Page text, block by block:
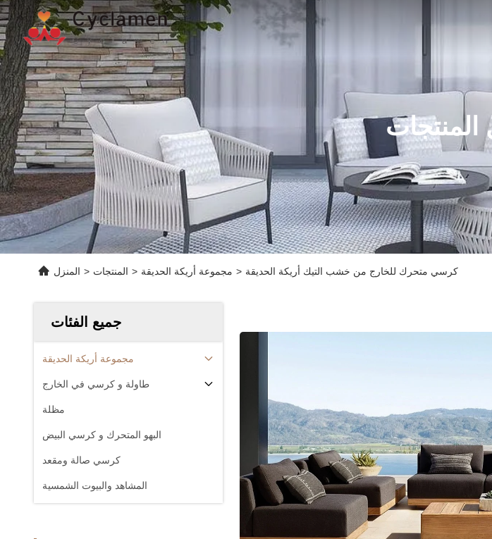
المنتجات
المنزل > المنتجات > مجموعة أريكة الحديقة > كرسي متحرك للخارج من خشب التيك أريكة الحديقة
جميع الفئات
مجموعة أريكة الحديقة
طاولة و كرسي في الخارج
مظلة
البهو المتحرك و كرسي البيض
كرسي صالة ومقعد
المشاهد والبيوت الشمسية